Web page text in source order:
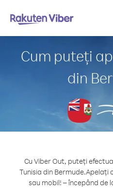
Cum puteți
din
Cu Viber Out, puteți
Tunisia din Bermude.Apelați
sau mobil! – începând de